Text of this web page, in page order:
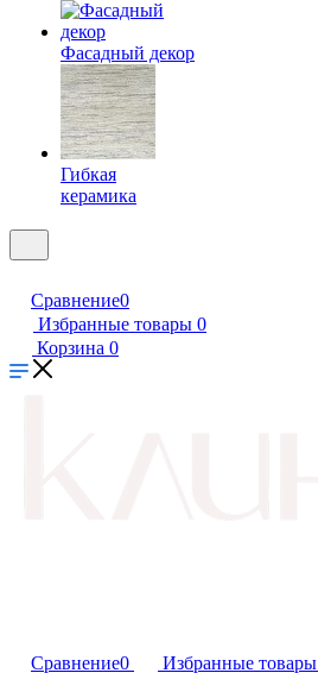
Фасадный декор
Гибкая
керамика
Сравнение0
Избранные товары 0
Корзина 0
Сравнение0 Избранные товары